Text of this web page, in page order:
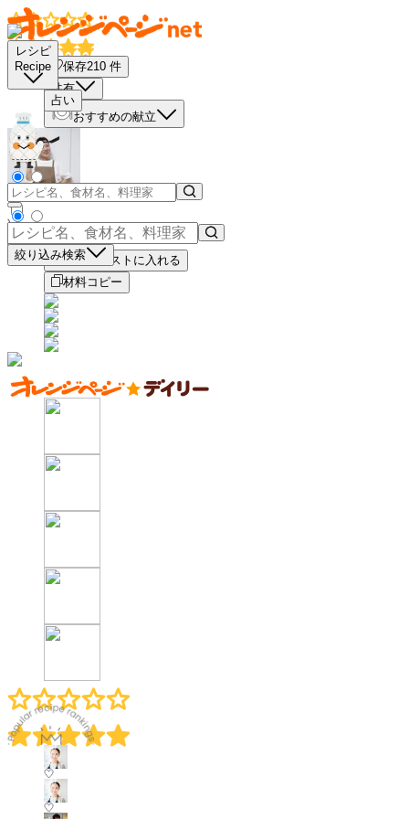
レシピ
Recipe
占い
絞り込み検索
保存210 件
共有
おすすめの献立
－
＋
買い物リストに入れる
材料コピー